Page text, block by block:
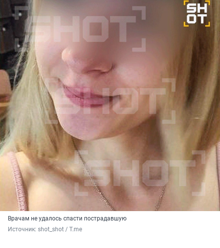
Врачам не удалось спасти пострадавшую
Источник: shot_shot / T.me